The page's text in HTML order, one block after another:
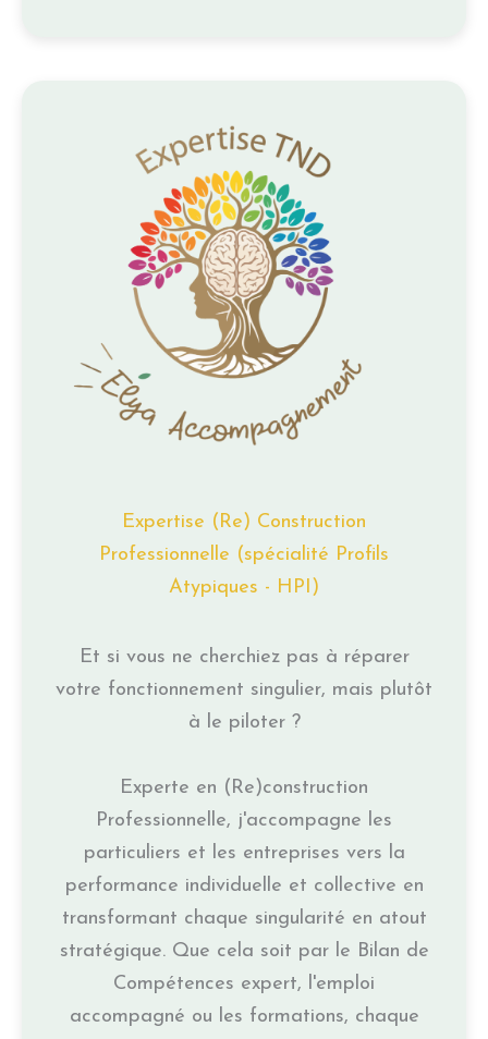
Expertise (Re) Construction
Professionnelle (spécialité Profils
Atypiques - HPI)
Et si vous ne cherchiez pas à réparer
votre fonctionnement singulier, mais plutôt
à le piloter ?
Experte en (Re)construction
Professionnelle, j'accompagne les
particuliers et les entreprises vers la
performance individuelle et collective en
transformant chaque singularité en atout
stratégique. Que cela soit par le Bilan de
Compétences expert, l'emploi
accompagné ou les formations, chaque